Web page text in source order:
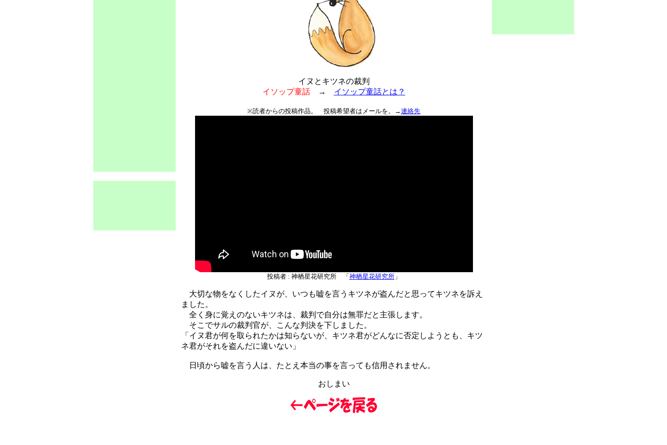
イヌとキツネの裁判
イソップ童話→ イソップ童話とは？
※読者からの投稿作品。 投稿希望者はメールを。→連絡先
投稿者 : 神栖星花研究所 「 神栖星花研究所」
大切な物をなくしたイヌが、いつも嘘を言うキツネが盗んだと思ってキツネを訴え
ました。
全く身に覚えのないキツネは、裁判で自分は無罪だと主張します。
そこでサルの裁判官が、こんな判決を下しました。
「イヌ君が何を取られたかは知らないが、キツネ君がどんなに否定しようとも、キツ
ネ君がそれを盗んだに違いない」
日頃から嘘を言う人は、たとえ本当の事を言っても信用されません。
おしまい